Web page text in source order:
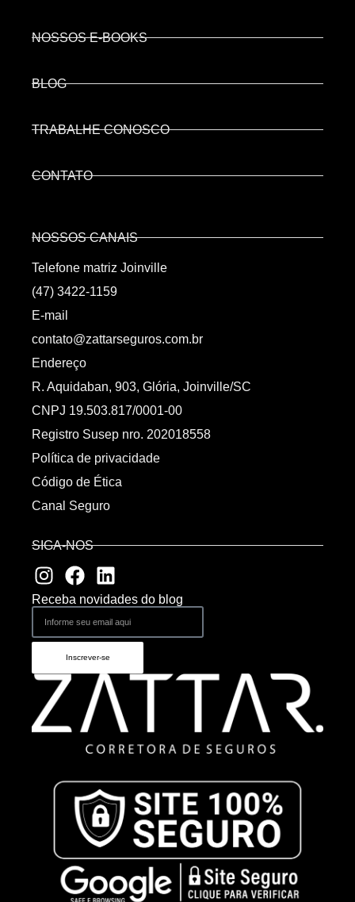
NOSSOS E-BOOKS
BLOG
TRABALHE CONOSCO
CONTATO
NOSSOS CANAIS
Telefone matriz Joinville
(47) 3422-1159
E-mail
contato@zattarseguros.com.br
Endereço
R. Aquidaban, 903, Glória, Joinville/SC
CNPJ 19.503.817/0001-00
Registro Susep nro. 202018558
Política de privacidade
Código de Ética
Canal Seguro
SIGA-NOS
Receba novidades do blog
Inscrever-se